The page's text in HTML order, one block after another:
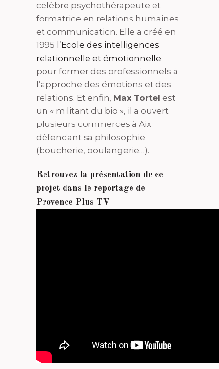
célèbre psychothérapeute et
formatrice en relations humaines
et communication. Elle a créé en
1995 l’Ecole des intelligences
relationnelle et émotionnelle
pour former des professionnels à
l’approche des émotions et des
relations. Et enfin, Max Tortel est
un « militant du bio », il a ouvert
plusieurs commerces à Aix
défendant sa philosophie
(boucherie, boulangerie…).
Retrouvez la présentation de ce
projet dans le reportage de
Provence Plus TV